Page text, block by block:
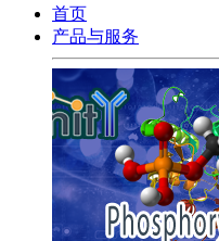
首页
产品与服务